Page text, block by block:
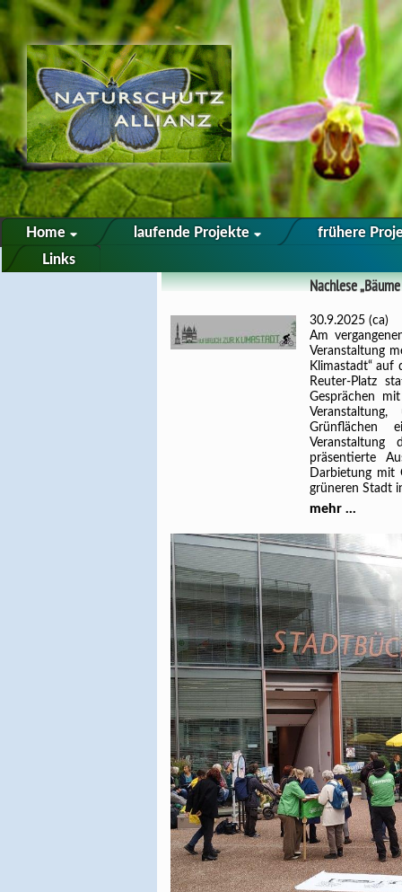
Home laufende Projekte
frühere
Links
Nachlese
30.9.2025 (ca)
Am
Veranstaltung
Klimastadt“ auf
Reuter-Platz
Gesprächen
Grünflächen
Veranstaltung
präsentierte
Darbietung mit
grüneren Stadt
mehr ...